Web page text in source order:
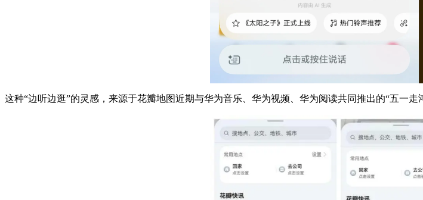
这种“边听边逛”的灵感，来源于花瓣地图近期与华为音乐、华为视频、华为阅读共同推出的“五一